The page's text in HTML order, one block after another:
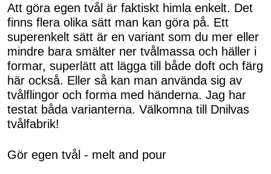
Att göra egen tvål är faktiskt himla enkelt. Det
finns flera olika sätt man kan göra på. Ett
superenkelt sätt är en variant som du mer eller
mindre bara smälter ner tvålmassa och häller i
formar, superlätt att lägga till både doft och färg
här också. Eller så kan man använda sig av
tvålflingor och forma med händerna. Jag har
testat båda varianterna. Välkomna till Dnilvas
tvålfabrik!
Gör egen tvål - melt and pour